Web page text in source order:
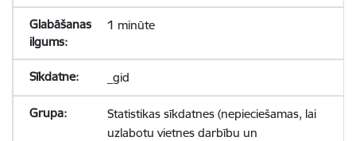
1 minūte
_gid
Statistikas sīkdatnes (nepieciešamas, lai
uzlabotu vietnes darbību un